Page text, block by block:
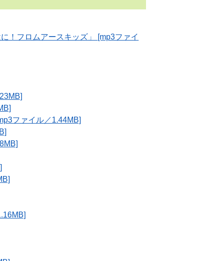
！フロムアースキッズ」 [mp3ファイ
ファイル／1.44MB]